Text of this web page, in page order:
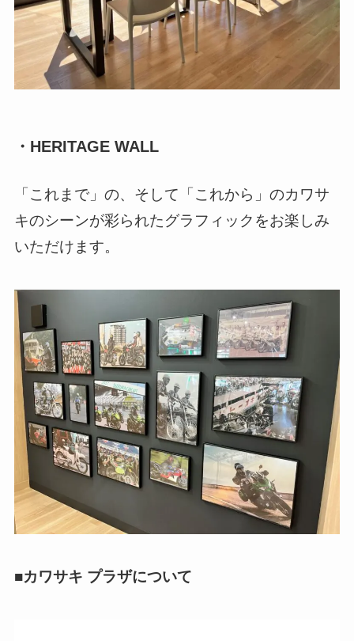
・HERITAGE WALL
「これまで」の、そして「これから」のカワサ
キのシーンが彩られたグラフィックをお楽しみ
いただけます。
■カワサキ プラザについて